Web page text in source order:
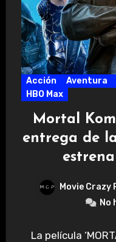
Acción Aventura
HBO Max
Mortal
entrega de
Movie Crazy
No
La película